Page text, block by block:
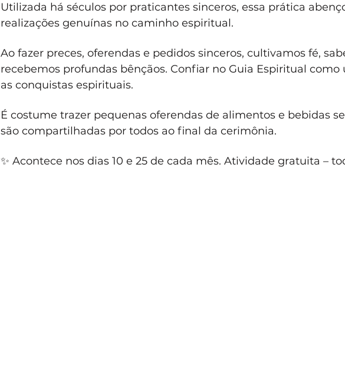
Utilizada há séculos por praticantes sinceros, essa prática
realizações genuínas no caminho espiritual.
Ao fazer preces, oferendas e pedidos sinceros, cultivamos fé,
recebemos profundas bênçãos. Confiar no Guia Espiritual
as conquistas espirituais.
É costume trazer pequenas oferendas de alimentos e bebidas
são compartilhadas por todos ao final da cerimônia.
✨ Acontece nos dias 10 e 25 de cada mês. Atividade gratuita –